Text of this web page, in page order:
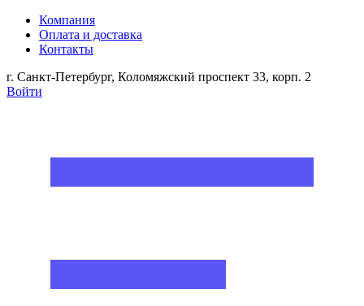
Компания
Оплата и доставка
Контакты
г. Санкт-Петербург, Коломяжский проспект 33, корп. 2
Войти